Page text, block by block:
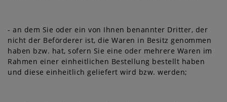
- an dem Sie oder ein von Ihnen benannter Dritter, der
nicht der Beförderer ist, die Waren in Besitz genommen
haben bzw. hat, sofern Sie eine oder mehrere Waren im
Rahmen einer einheitlichen Bestellung bestellt haben
und diese einheitlich geliefert wird bzw. werden;